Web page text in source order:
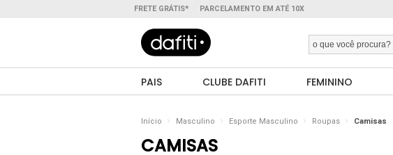
FRETE GRÁTIS* PARCELAMENTO EM ATÉ 10X
PAIS CLUBE DAFITI FEMININO
Início Masculino Esporte Masculino Roupas Camisas
CAMISAS